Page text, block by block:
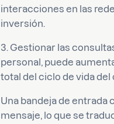
interacciones en las
inversión.
3. Gestionar las
personal, puede
total del ciclo de vida del
Una bandeja de entrada
mensaje, lo que se